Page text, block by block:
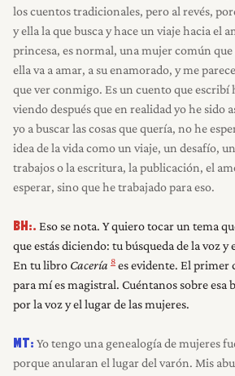
los cuentos tradicionales, pero al revés,
y ella la que busca y hace un viaje hacia el
princesa, es normal, una mujer común que
ella va a amar, a su enamorado, y me
que ver conmigo. Es un cuento que escribí
viendo después que en realidad yo he sido
yo a buscar las cosas que quería, no he
idea de la vida como un viaje, un desafío,
trabajos o la escritura, la publicación, el
esperar, sino que he trabajado para eso.
BH:. Eso se nota. Y quiero tocar un tema
que estás diciendo: tu búsqueda de la voz y
En tu libro Cacería 8 es evidente. El primer
para mí es magistral. Cuéntanos sobre esa
por la voz y el lugar de las mujeres.
MT: Yo tengo una genealogía de mujeres
porque anularan el lugar del varón. Mis